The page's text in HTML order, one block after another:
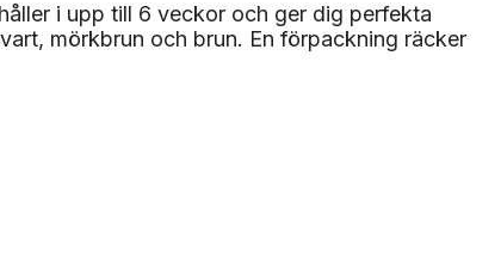
i upp till 6 veckor och ger dig perfekta
mörkbrun och brun. En förpackning räcker